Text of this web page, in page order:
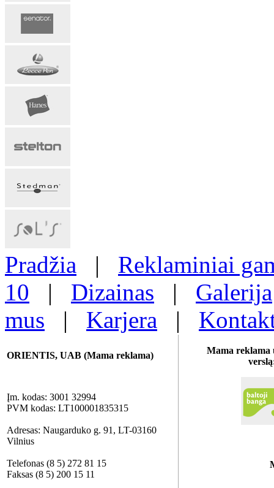
Pradžia | Reklaminiai
10 | Dizainas | Galerija
mus | Karjera |
ORIENTIS, UAB (Mama reklama)
Įm. kodas: 3001 32994
PVM kodas: LT100001835315
Adresas: Naugarduko g. 91, LT-03160
Vilnius
Telefonas (8 5) 272 81 15
Faksas (8 5) 200 15 11
Mama reklama